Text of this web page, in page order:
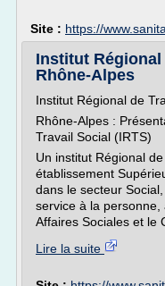
Site : https://
Institut Régional
Rhône-Alpes
Institut Régional de
Rhône-Alpes :
Travail Social (IRTS)
Un institut Régional
établissement
dans le secteur
service à la
Affaires Sociales et le
Lire la suite